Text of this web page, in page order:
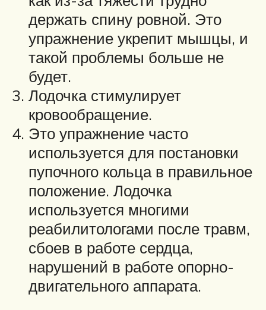
держать спину ровной. Это
упражнение укрепит мышцы, и
такой проблемы больше не
будет.
Лодочка стимулирует
кровообращение.
Это упражнение часто
используется для постановки
пупочного кольца в правильное
положение. Лодочка
используется многими
реабилитологами после травм,
сбоев в работе сердца,
нарушений в работе опорно-
двигательного аппарата.